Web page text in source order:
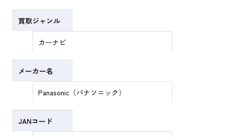
買取ジャンル
カーナビ
メーカー名
Panasonic（パナソニック）
JANコード